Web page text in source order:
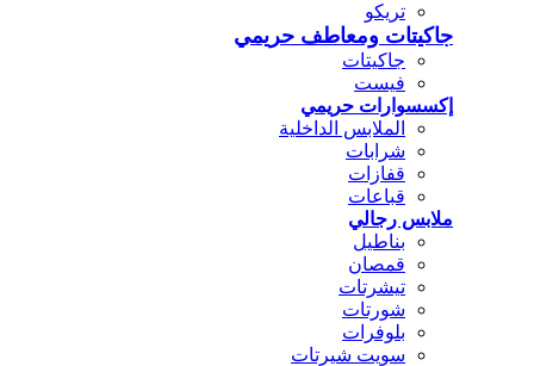
تريكو
جاكيتات ومعاطف حريمي
جاكيتات
فيست
إكسسوارات حريمي
الملابس الداخلية
شرابات
قفازات
قباعات
ملابس رجالي
بناطيل
قمصان
تيشرتات
شورتات
بلوفرات
سويت شيرتات